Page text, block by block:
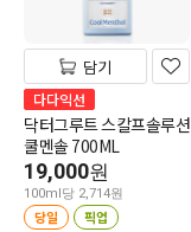
담기
다다익선
닥터그루트 스칼프솔루션
쿨멘솔 700ML
19,000원
100ml당 2,714원
당일 픽업